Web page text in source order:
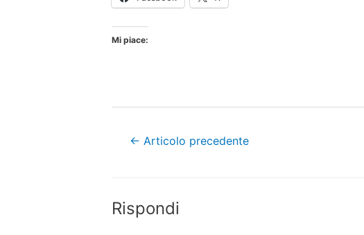
Mi piace:
Navigazione
← Articolo precedente
Rispondi